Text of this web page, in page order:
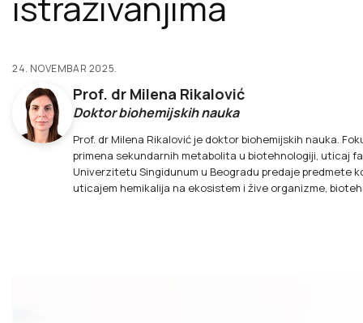
24. NOVEMBAR 2025.
Prof. dr Milena Rikalović
Doktor biohemijskih nauka
Prof. dr Milena Rikalović je doktor biohemijskih nauka.
primena sekundarnih metabolita u biotehnologiji, uticaj
Univerzitetu Singidunum u Beogradu predaje predmete
uticajem hemikalija na ekosistem i žive organizme,